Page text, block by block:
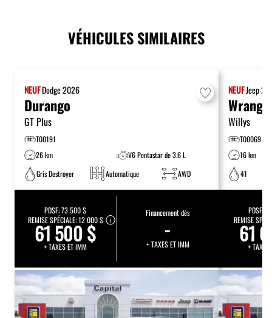
VÉHICULES SIMILAIRES
NEUFDodge2026
Durango
GT Plus
T00191
26 km
V6 Pentastar de 3.6 L
Gris Destroyer
Automatique AWD
PDSF:73 500 $
REMISE SPÉCIALE:12 000 $
61 500 $
+ TAXES ET IMM
Financement dès
-
+ TAXES ET IMM
NEUFJeep
Willys
T00069
16 km
41
PDSF:
REMISE
61
+